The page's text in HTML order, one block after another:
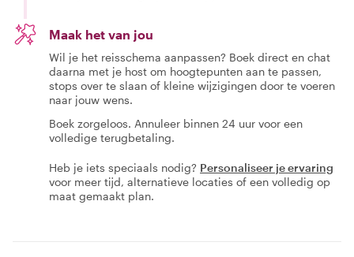
Maak het van jou
Wil je het reisschema aanpassen? Boek direct en chat
daarna met je host om hoogtepunten aan te passen,
stops over te slaan of kleine wijzigingen door te voeren
naar jouw wens.
Boek zorgeloos. Annuleer binnen 24 uur voor een
volledige terugbetaling.
Heb je iets speciaals nodig? Personaliseer je ervaring
voor meer tijd, alternatieve locaties of een volledig op
maat gemaakt plan.